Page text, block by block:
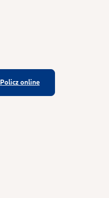
Policz online